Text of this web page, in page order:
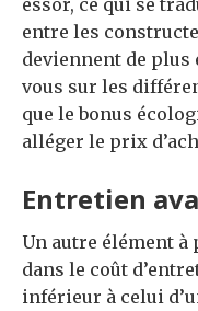
entre les
deviennent de plus
vous sur les
que le bonus
alléger le prix
Entretien
Un autre élément
dans le coût
inférieur à celui